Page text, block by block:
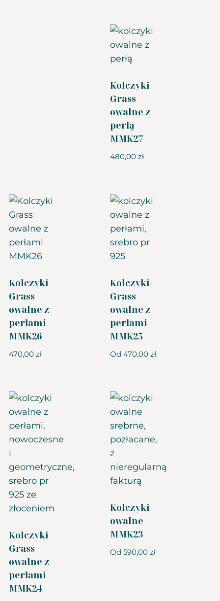
Kolczyki
Grass
owalne z
perłą
MMK27
480,00 zł
Kolczyki
Grass
owalne z
perłami
MMK26
470,00 zł
Kolczyki
Grass
owalne z
perłami
MMK25
Od 470,00 zł
Kolczyki
Grass
owalne z
perłami
MMK24
Kolczyki
owalne
MMK23
Od 590,00 zł